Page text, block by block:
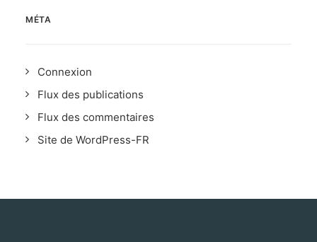
MÉTA
Connexion
Flux des publications
Flux des commentaires
Site de WordPress-FR